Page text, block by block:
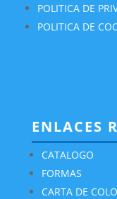
POLITICA DE
POLITICA DE
ENLACES
CATALOGO
FORMAS
CARTA DE